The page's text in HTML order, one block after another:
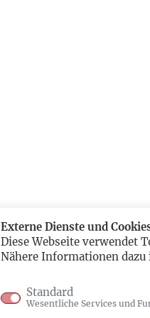
Externe Dienste und
Diese Webseite verwendet
Nähere Informationen dazu
Standard
Wesentliche Services und